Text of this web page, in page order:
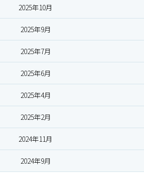
2025年10月
2025年9月
2025年7月
2025年6月
2025年4月
2025年2月
2024年11月
2024年9月